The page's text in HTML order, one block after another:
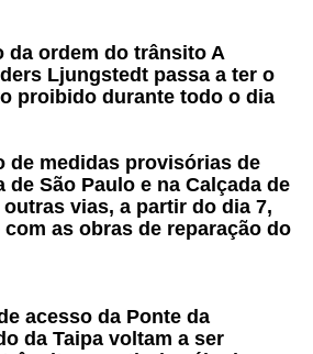
da ordem do trânsito A
Ljungstedt passa a ter o
proibido durante todo o dia
de medidas provisórias de
de São Paulo e na Calçada de
vias, a partir do dia 7,
as obras de reparação do
acesso da Ponte da
da Taipa voltam a ser